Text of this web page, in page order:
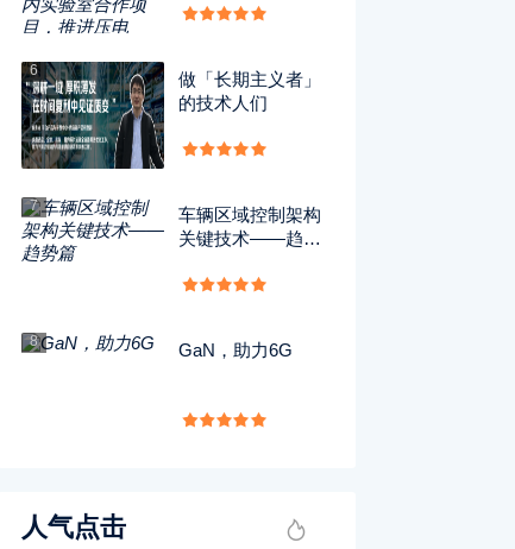
合作项目，推进压
6
做「长期主义者」
的技术人们
7
车辆区域控制架构
关键技术——趋势
8 GaN，助力6G
人气点击